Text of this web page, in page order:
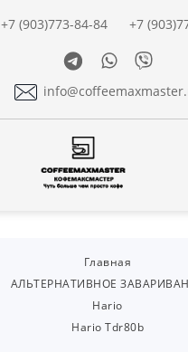
+7 (903)773-84-84
+7
TelegramWhatsapp
Viber
Главная
АЛЬТЕРНАТИВНОЕ
Hario
Hario Tdr80b